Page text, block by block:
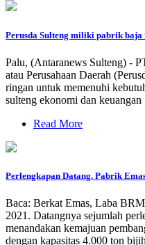
Perusda Sulteng miliki pabrik baja
Palu, (Antaranews Sulteng) -
atau Perusahaan Daerah
ringan untuk memenuhi
sulteng ekonomi dan keuangan
Read More
Perlengkapan Datang, Pabrik
Baca: Berkat Emas, Laba
2021. Datangnya sejumlah
menandakan kemajuan
dengan kapasitas 4.000 ton